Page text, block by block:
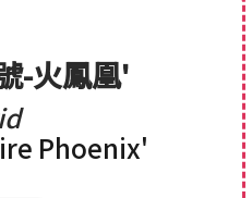
-火鳳凰'
Phoenix'